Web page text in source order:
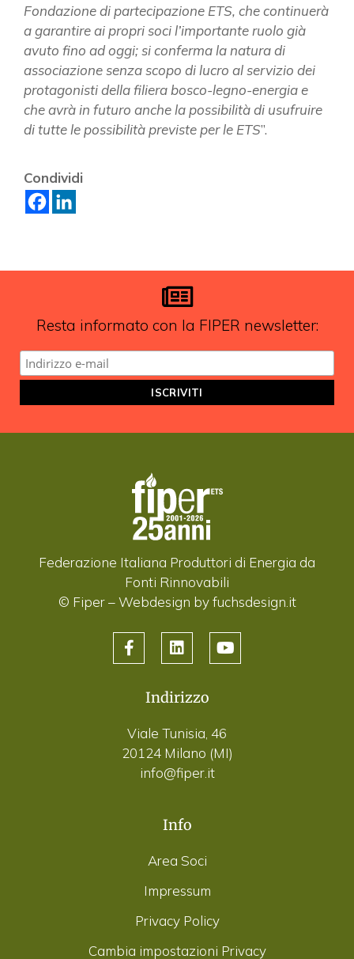
Fondazione di partecipazione ETS, che continuerà
a garantire ai propri soci l’importante ruolo già
avuto fino ad oggi; si conferma la natura di
associazione senza scopo di lucro al servizio dei
protagonisti della filiera bosco-legno-energia e
che avrà in futuro anche la possibilità di usufruire
di tutte le possibilità previste per le ETS”.
Condividi
Resta informato con la FIPER newsletter:
Federazione Italiana Produttori di Energia da
Fonti Rinnovabili
© Fiper –Webdesign by fuchsdesign.it
Indirizzo
Viale Tunisia, 46
20124 Milano (MI)
info@fiper.it
Info
Area Soci
Impressum
Privacy Policy
Cambia impostazioni Privacy